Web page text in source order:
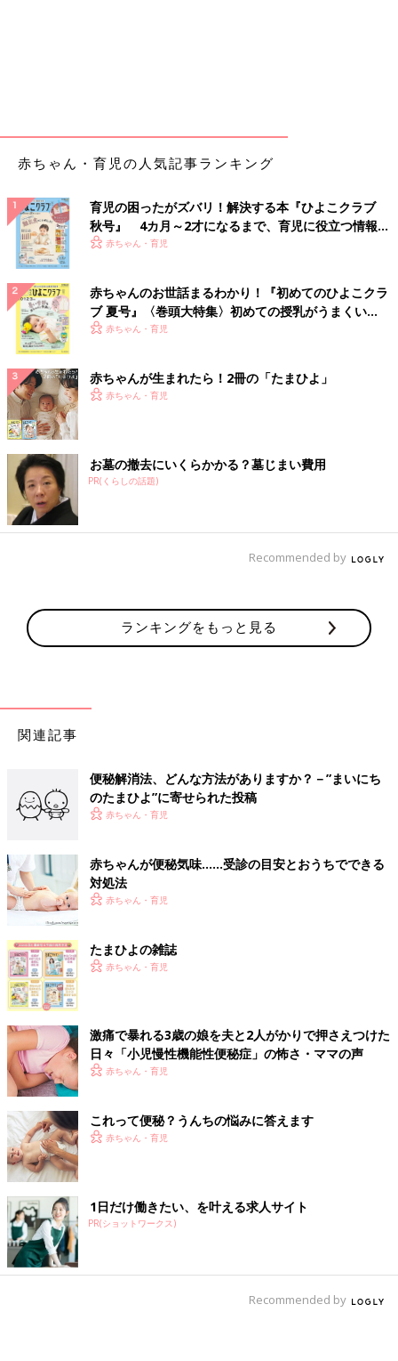
赤ちゃん・育児の人気記事ランキング
育児の困ったがズバリ！解決する本『ひよこクラブ
秋号』 4カ月～2才になるまで、育児に役立つ情報が
いっぱい！
赤ちゃん・育児
赤ちゃんのお世話まるわかり！『初めてのひよこクラ
ブ 夏号』〈巻頭大特集〉初めての授乳がうまくい
く！ おっぱい・ミルクの基本と夏のトラブル 解決テ
赤ちゃん・育児
赤ちゃんが生まれたら！2冊の「たまひよ」
赤ちゃん・育児
お墓の撤去にいくらかかる？墓じまい費用
PR(くらしの話題)
Recommended by
ランキングをもっと見る
関連記事
便秘解消法、どんな方法がありますか？－”まいにち
のたまひよ”に寄せられた投稿
赤ちゃん・育児
赤ちゃんが便秘気味……受診の目安とおうちでできる
対処法
赤ちゃん・育児
たまひよの雑誌
赤ちゃん・育児
激痛で暴れる3歳の娘を夫と2人がかりで押さえつけた
日々「小児慢性機能性便秘症」の怖さ・ママの声
赤ちゃん・育児
これって便秘？うんちの悩みに答えます
赤ちゃん・育児
1日だけ働きたい、を叶える求人サイト
PR(ショットワークス)
Recommended by